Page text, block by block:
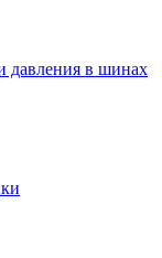
давления в шинах